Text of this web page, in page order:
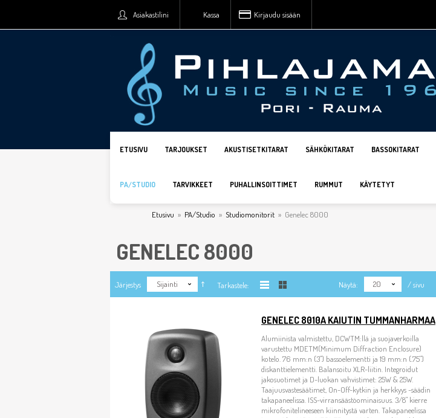
Asiakastilini Kassa Kirjaudu sisään
ETUSIVU TARJOUKSET AKUSTISETKITARAT SÄHKÖKITARAT BASSOKITARAT
PA/STUDIO TARVIKKEET PUHALLINSOITTIMET RUMMUT KÄYTETYT
Etusivu » PA/Studio » Studiomonitorit » Genelec 8000
GENELEC 8000
Järjestys Sijainti Tarkastele: Näytä: 20 / sivu
GENELEC 8010A KAIUTIN TUMMANHARMAA
Alumiinista valmistettu, DCWTM:llä ja suojaverkoilla
varustettu MDETM(Minimum Diffraction Enclosure)
kotelo. 76 mm:n (3") bassoelementti ja 19 mm:n (.75")
diskanttielementti. Balansoitu XLR-liitin. Integroidut
jakosuotimet ja D-luokan vahvistimet: 25W & 25W.
Taajuusvastesäätimet, On-Off-kytkin ja herkkyys -säädin
takapaneelissa. ISS-virransäästöominaisuus. 3/8" kierre
mikrofonitelineeseen kiinnitystä varten. Takapaneelissa